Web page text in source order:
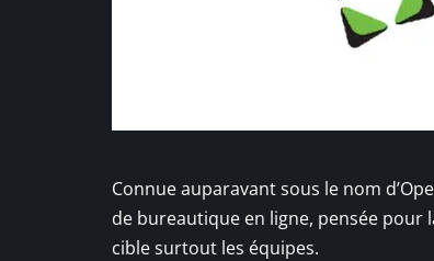
Connue auparavant sous le nom
de bureautique en ligne, pensée pour
cible surtout les équipes.